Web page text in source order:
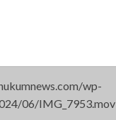
wp-
06/IMG_7953.mov